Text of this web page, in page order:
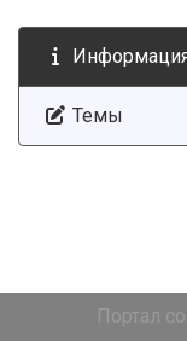
Темы
Портал